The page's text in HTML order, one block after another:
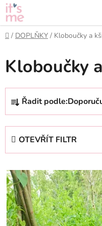
Přejít
na
obsah
Domů
/ DOPLŇKY / Kloboučky a
Kloboučky
Ř
z
p
r
o
d
Řadit podle:
OTEVŘÍT FILTR
V
ý
p
i